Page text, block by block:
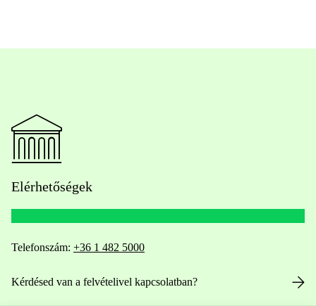
Elérhetőségek
Telefonszám: +36 1 482 5000
Kérdésed van a felvételivel kapcsolatban?